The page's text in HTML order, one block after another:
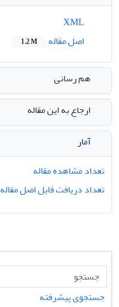
اصل مقاله
1.2 M
هم رسانی
ارجاع به این مقاله
آمار
تعداد مشاهده مقاله
تعداد دریافت فایل اصل مقاله
جستجوی پیشرفته